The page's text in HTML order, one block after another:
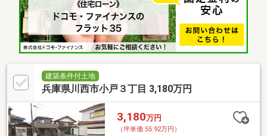
建築条件付土地
兵庫県川西市小戸３丁目 3,180万円
3,180万円
（坪単価:55.92万円）